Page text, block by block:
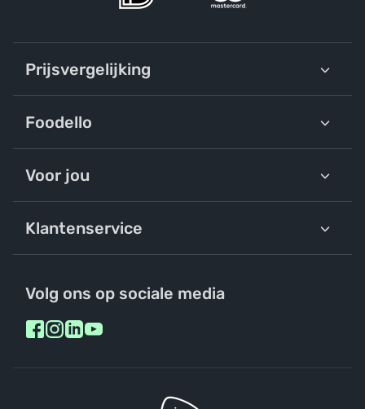
Prijsvergelijking
Foodello
Voor jou
Klantenservice
Volg ons op sociale media